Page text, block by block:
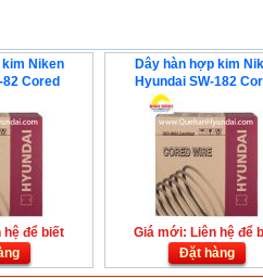
Niken
82 Cored
hệ để biết
Dây hàn hợp kim
Hyundai SW-182
Giá mới: Liên hệ để
Đặt hàng